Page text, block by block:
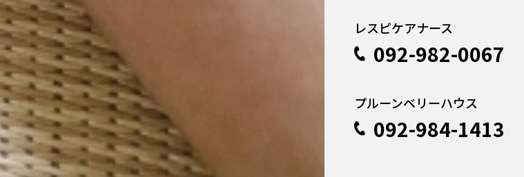
レスピケアナース
092-982-0067
プルーンベリーハウス
092-984-1413